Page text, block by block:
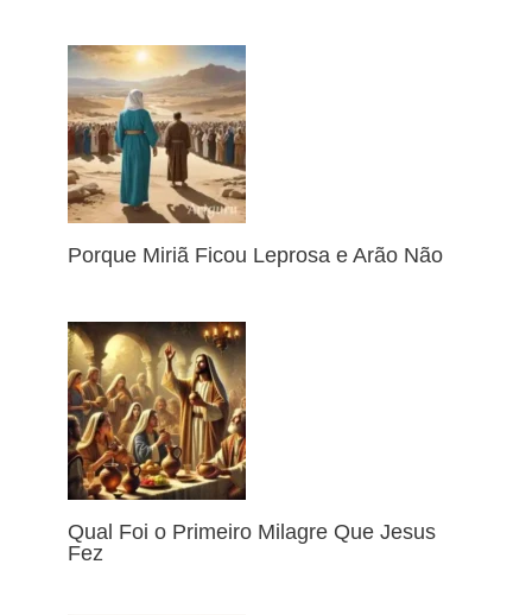
Porque Miriã Ficou Leprosa e Arão Não
Qual Foi o Primeiro Milagre Que Jesus
Fez